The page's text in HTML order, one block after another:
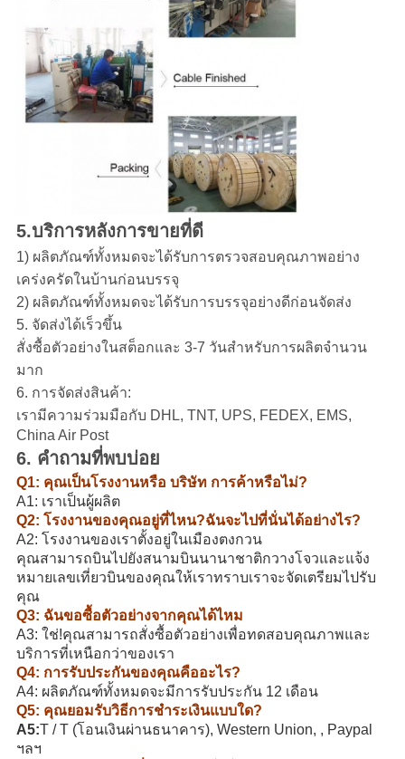
5.บริการหลังการขายที่ดี
1) ผลิตภัณฑ์ทั้งหมดจะได้รับการตรวจสอบคุณภาพอย่าง
เคร่งครัดในบ้านก่อนบรรจุ
2) ผลิตภัณฑ์ทั้งหมดจะได้รับการบรรจุอย่างดีก่อนจัดส่ง
5. จัดส่งได้เร็วขึ้น
สั่งซื้อตัวอย่างในสต็อกและ 3-7 วันสำหรับการผลิตจำนวน
มาก
6. การจัดส่งสินค้า:
เรามีความร่วมมือกับ DHL, TNT, UPS, FEDEX, EMS,
China Air Post
6. คำถามที่พบบ่อย
Q1: คุณเป็นโรงงานหรือ บริษัท การค้าหรือไม่?
A1: เราเป็นผู้ผลิต
Q2: โรงงานของคุณอยู่ที่ไหน?ฉันจะไปที่นั่นได้อย่างไร?
A2: โรงงานของเราตั้งอยู่ในเมืองตงกวน
คุณสามารถบินไปยังสนามบินนานาชาติกวางโจวและแจ้ง
หมายเลขเที่ยวบินของคุณให้เราทราบเราจะจัดเตรียมไปรับ
คุณ
Q3: ฉันขอซื้อตัวอย่างจากคุณได้ไหม
A3: ใช่!คุณสามารถสั่งซื้อตัวอย่างเพื่อทดสอบคุณภาพและ
บริการที่เหนือกว่าของเรา
Q4: การรับประกันของคุณคืออะไร?
A4: ผลิตภัณฑ์ทั้งหมดจะมีการรับประกัน 12 เดือน
Q5: คุณยอมรับวิธีการชำระเงินแบบใด?
A5:T / T (โอนเงินผ่านธนาคาร), Western Union, , Paypal
ฯลฯ